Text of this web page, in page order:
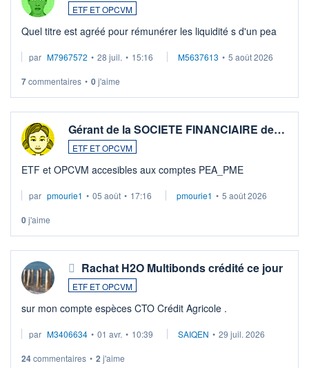
ETF ET OPCVM
Quel titre est agréé pour rémunérer les liquidité s d'un pea
par M7967572 • 28 juil. • 15:16 M5637613 • 5 août 2026
7commentaires • 0j'aime
Gérant de la SOCIETE FINANCIAIRE de…
ETF ET OPCVM
ETF et OPCVM accesibles aux comptes PEA_PME
par pmourie1 • 05 août • 17:16 pmourie1 • 5 août 2026
0j'aime
Rachat H2O Multibonds crédité ce jour
ETF ET OPCVM
sur mon compte espèces CTO Crédit Agricole .
par M3406634 • 01 avr. • 10:39 SAIQEN • 29 juil. 2026
24commentaires • 2 j'aime